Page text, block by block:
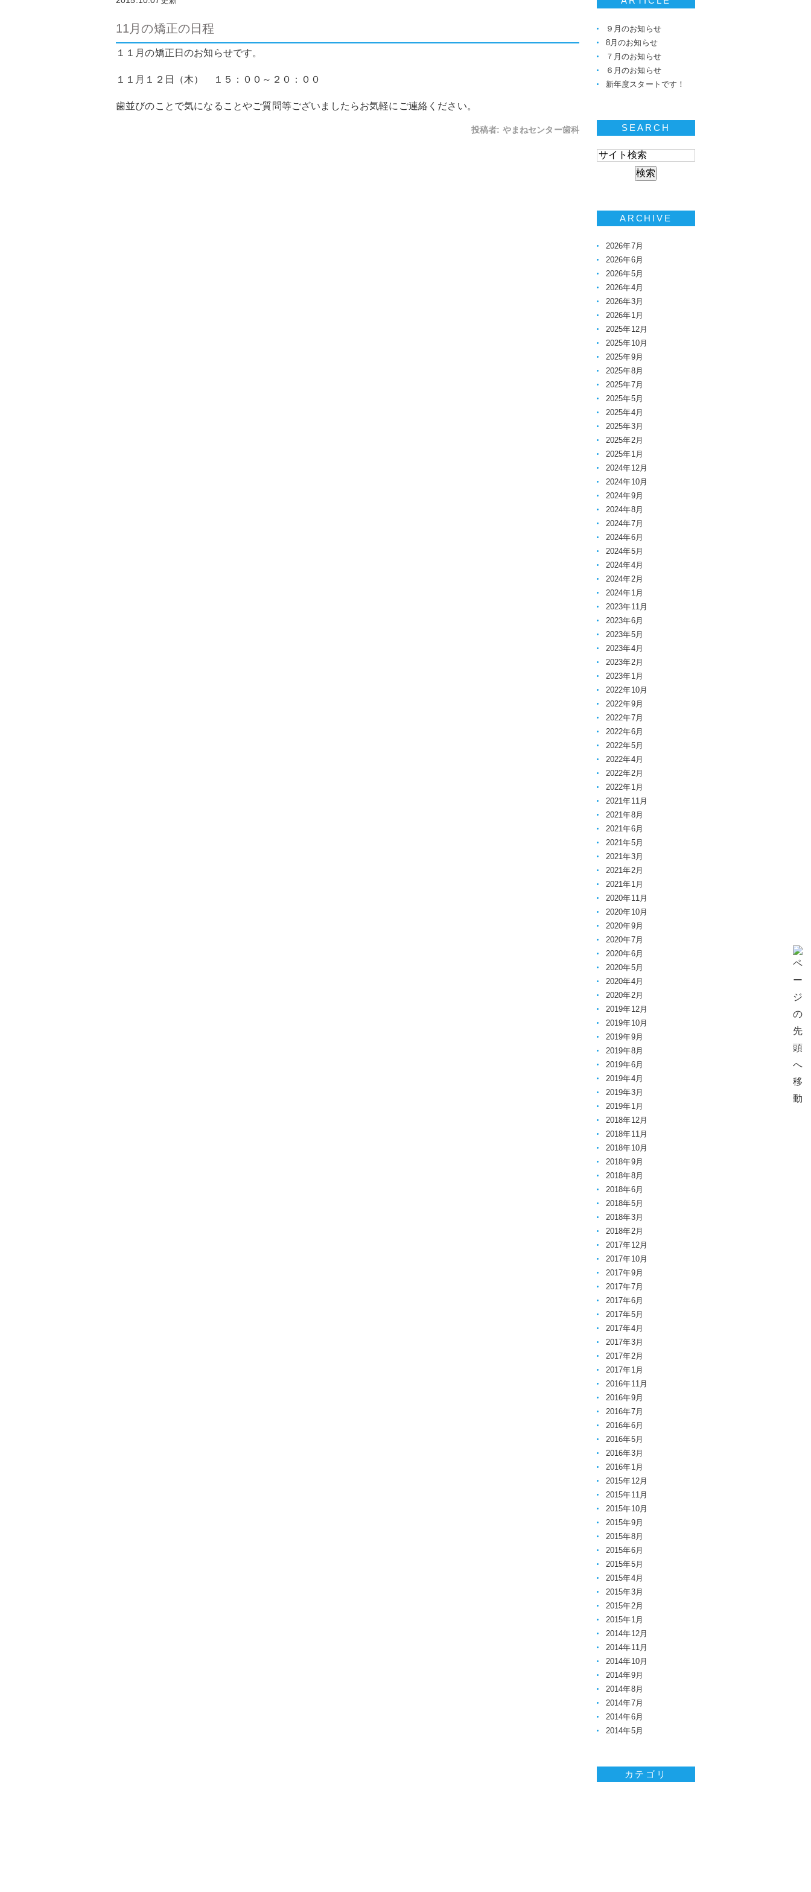
11月の矯正の日程
１１月の矯正日のお知らせです。
１１月１２日（木） １５：００～２０：００
歯並びのことで気になることやご質問等ございましたらお気軽にご連絡ください。
投稿者: やまねセンター歯科
９月のお知らせ
8月のお知らせ
７月のお知らせ
６月のお知らせ
新年度スタートです！
SEARCH
ARCHIVE
2026年7月
2026年6月
2026年5月
2026年4月
2026年3月
2026年1月
2025年12月
2025年10月
2025年9月
2025年8月
2025年7月
2025年5月
2025年4月
2025年3月
2025年2月
2025年1月
2024年12月
2024年10月
2024年9月
2024年8月
2024年7月
2024年6月
2024年5月
2024年4月
2024年2月
2024年1月
2023年11月
2023年6月
2023年5月
2023年4月
2023年2月
2023年1月
2022年10月
2022年9月
2022年7月
2022年6月
2022年5月
2022年4月
2022年2月
2022年1月
2021年11月
2021年8月
2021年6月
2021年5月
2021年3月
2021年2月
2021年1月
2020年11月
2020年10月
2020年9月
2020年7月
2020年6月
2020年5月
2020年4月
2020年2月
2019年12月
2019年10月
2019年9月
2019年8月
2019年6月
2019年4月
2019年3月
2019年1月
2018年12月
2018年11月
2018年10月
2018年9月
2018年8月
2018年6月
2018年5月
2018年3月
2018年2月
2017年12月
2017年10月
2017年9月
2017年7月
2017年6月
2017年5月
2017年4月
2017年3月
2017年2月
2017年1月
2016年11月
2016年9月
2016年7月
2016年6月
2016年5月
2016年3月
2016年1月
2015年12月
2015年11月
2015年10月
2015年9月
2015年8月
2015年6月
2015年5月
2015年4月
2015年3月
2015年2月
2015年1月
2014年12月
2014年11月
2014年10月
2014年9月
2014年8月
2014年7月
2014年6月
2014年5月
カテゴリ